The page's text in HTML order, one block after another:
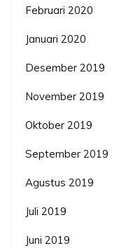
Februari 2020
Januari 2020
Desember 2019
November 2019
Oktober 2019
September 2019
Agustus 2019
Juli 2019
Juni 2019